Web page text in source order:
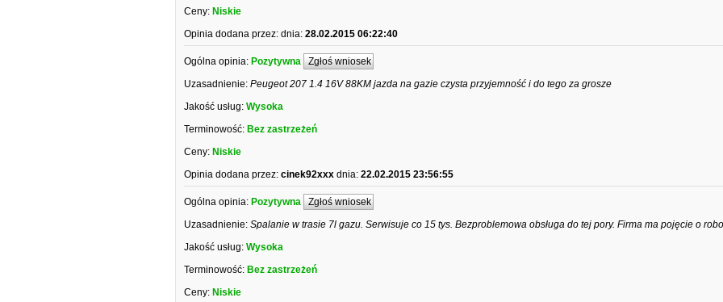
Ceny: Niskie
Opinia dodana przez: dnia: 28.02.2015 06:22:40
Ogólna opinia: Pozytywna Zgłoś wniosek
Uzasadnienie: Peugeot 207 1.4 16V 88KM jazda na gazie czysta przyjemność i do tego za grosze
Jakość usług: Wysoka
Terminowość: Bez zastrzeżeń
Ceny: Niskie
Opinia dodana przez: cinek92xxx dnia: 22.02.2015 23:56:55
Ogólna opinia: Pozytywna Zgłoś wniosek
Uzasadnienie: Spalanie w trasie 7l gazu. Serwisuje co 15 tys. Bezproblemowa obsługa do tej pory. Firma ma pojęcie o
Jakość usług: Wysoka
Terminowość: Bez zastrzeżeń
Ceny: Niskie